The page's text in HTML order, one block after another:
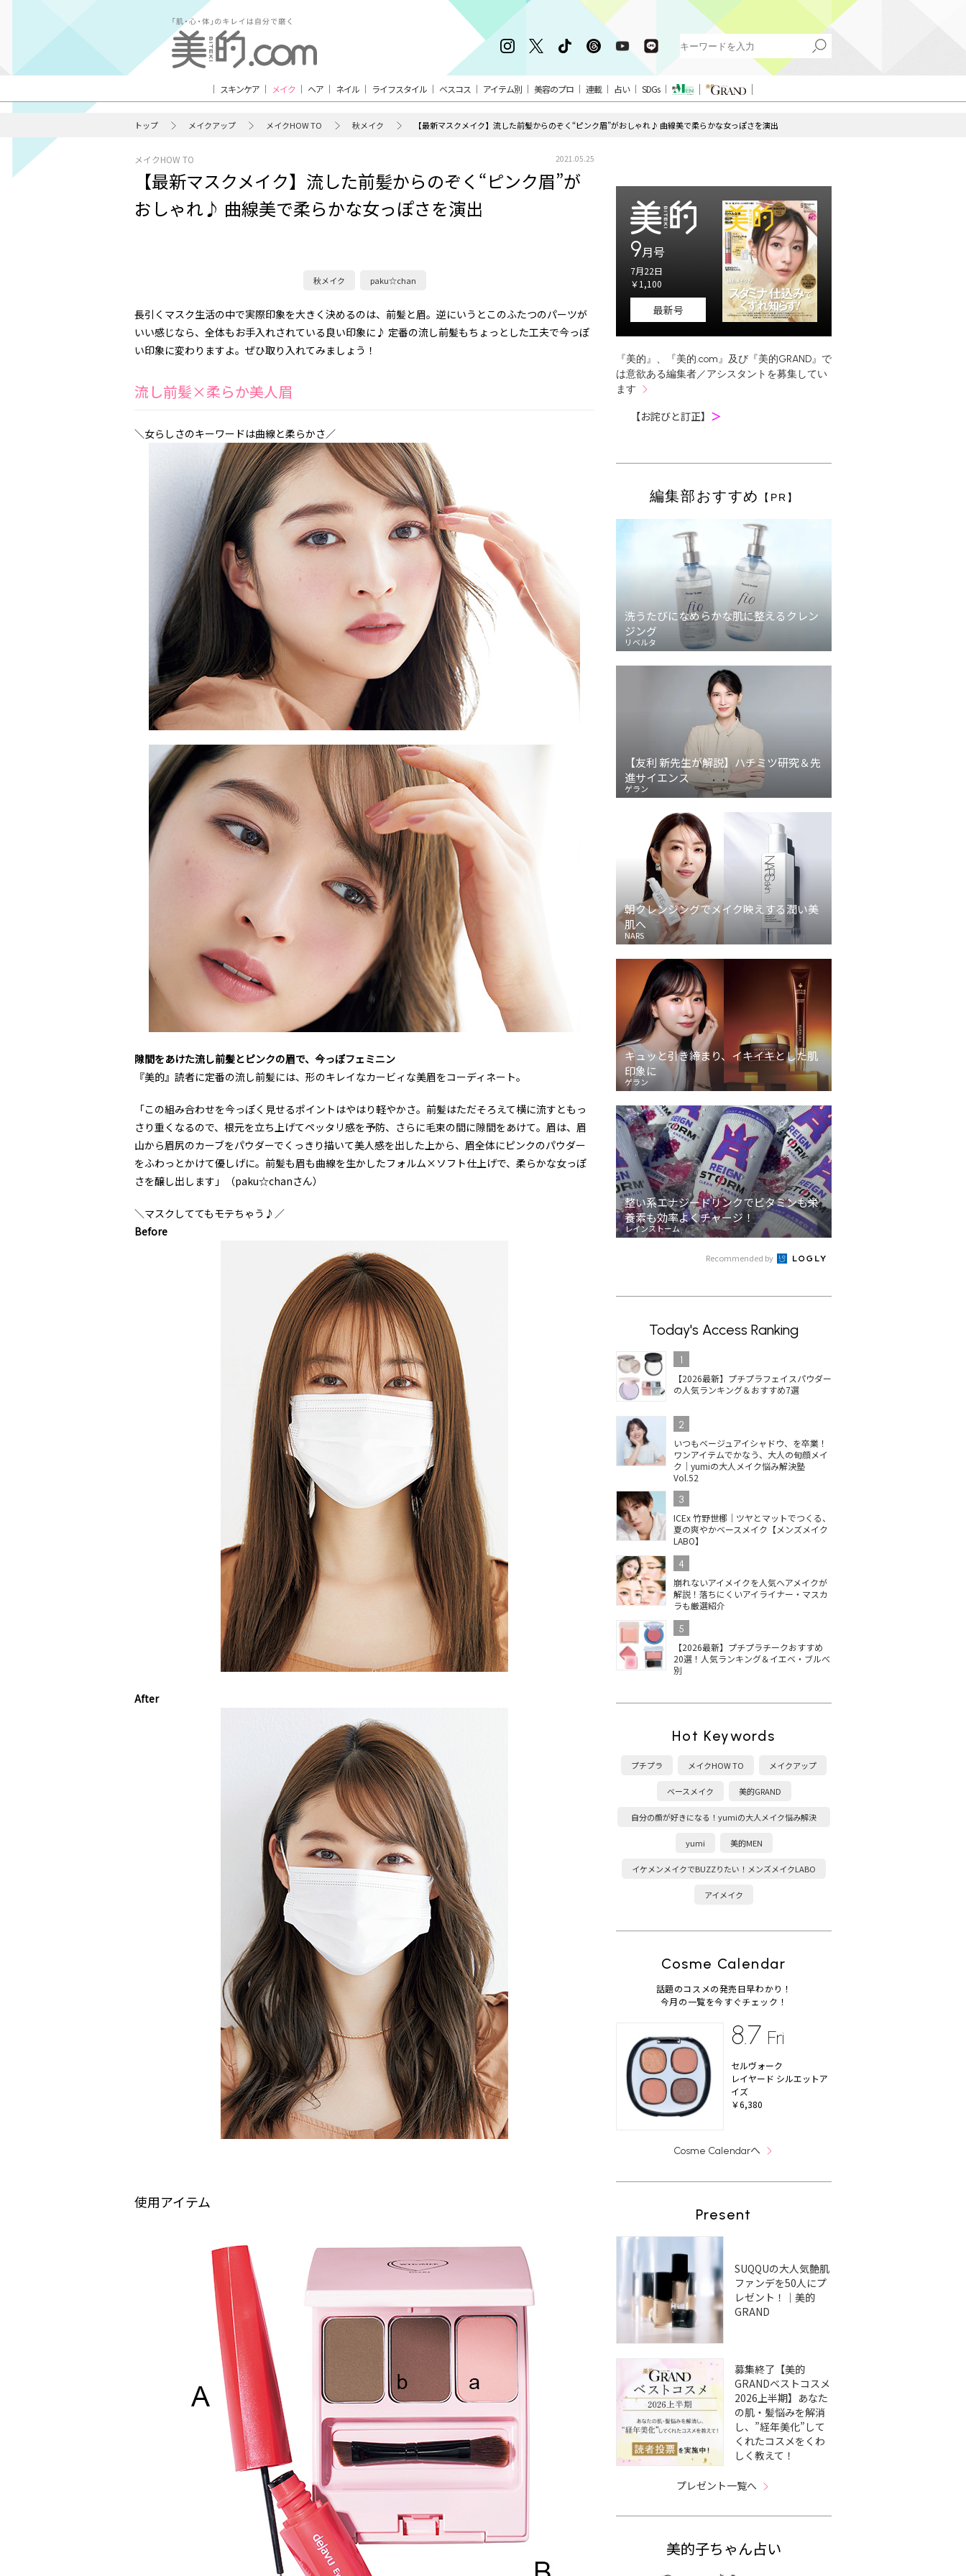
スキンケア メイク ヘア ネイル ライフスタイル ベスコス アイテム別 美容のプロ 連載 占い SDGs
トップ メイクアップ メイクHOW TO 秋メイク 【最新マスクメイク】流した前髪からのぞく“ピンク眉”がおしゃれ♪ 曲線美で柔らかな女っぽさを演出
メイクHOW TO 2021.05.25
【最新マスクメイク】流した前髪からのぞく“ピンク眉”が
おしゃれ♪ 曲線美で柔らかな女っぽさを演出
秋メイク paku☆chan
長引くマスク生活の中で実際印象を大きく決めるのは、前髪と眉。逆にいうとこのふたつのパーツが
いい感じなら、全体もお手入れされている良い印象に♪ 定番の流し前髪もちょっとした工夫で今っぽ
い印象に変わりますよ。ぜひ取り入れてみましょう！
流し前髪×柔らか美人眉
＼女らしさのキーワードは曲線と柔らかさ／
隙間をあけた流し前髪とピンクの眉で、今っぽフェミニン
『美的』読者に定番の流し前髪には、形のキレイなカービィな美眉をコーディネート。
「この組み合わせを今っぽく見せるポイントはやはり軽やかさ。前髪はただそろえて横に流すともっ
さり重くなるので、根元を立ち上げてペッタリ感を予防、さらに毛束の間に隙間をあけて。眉は、眉
山から眉尻のカーブをパウダーでくっきり描いて美人感を出した上から、眉全体にピンクのパウダー
をふわっとかけて優しげに。前髪も眉も曲線を生かしたフォルム×ソフト仕上げで、柔らかな女っぽ
さを醸し出します」（paku☆chanさん）
＼マスクしててもモテちゃう♪／
Before
After
使用アイテム
9月号
7月22日
￥1,100
最新号
『美的』、『美的.com』及び『美的GRAND』で
は意欲ある編集者／アシスタントを募集してい
ます
【お詫びと訂正】 ＞
編集部おすすめ 【PR】
洗うたびになめらかな肌に整えるクレン
ジング
リベルタ
【友利 新先生が解説】ハチミツ研究＆先
進サイエンス
ゲラン
朝クレンジングでメイク映えする潤い美
肌へ
NARS
キュッと引き締まり、イキイキとした肌
印象に
ゲラン
整い系エナジードリンクでビタミンも栄
養素も効率よくチャージ！
レインストーム
Recommended by
Today's Access Ranking
1
【2026最新】プチプラフェイスパウダー
の人気ランキング＆おすすめ7選
2
いつもベージュアイシャドウ、を卒業！
ワンアイテムでかなう、大人の旬顔メイ
ク｜yumiの大人メイク悩み解決塾
Vol.52
3
ICEx 竹野世梛｜ツヤとマットでつくる、
夏の爽やかベースメイク【メンズメイク
LABO】
4
崩れないアイメイクを人気ヘアメイクが
解説！落ちにくいアイライナー・マスカ
ラも厳選紹介
5
【2026最新】プチプラチークおすすめ
20選！人気ランキング＆イエベ・ブルべ
別
Hot Keywords
プチプラ メイクHOW TO メイクアップ
ベースメイク 美的GRAND
自分の顔が好きになる！yumiの大人メイク悩み解決
yumi 美的MEN
イケメンメイクでBUZZりたい！メンズメイクLABO
アイメイク
Cosme Calendar
話題のコスメの発売日早わかり！
今月の一覧を今すぐチェック！
8.7 Fri
セルヴォーク
レイヤード シルエットア
イズ
￥6,380
Cosme Calendarへ
Present
SUQQUの大人気艶肌
ファンデを50人にプ
レゼント！｜美的
GRAND
募集終了【美的
GRANDベストコスメ
2026上半期】あなた
の肌・髪悩みを解消
し、”経年美化”して
くれたコスメをくわ
しく教えて！
プレゼント一覧へ
美的子ちゃん占い